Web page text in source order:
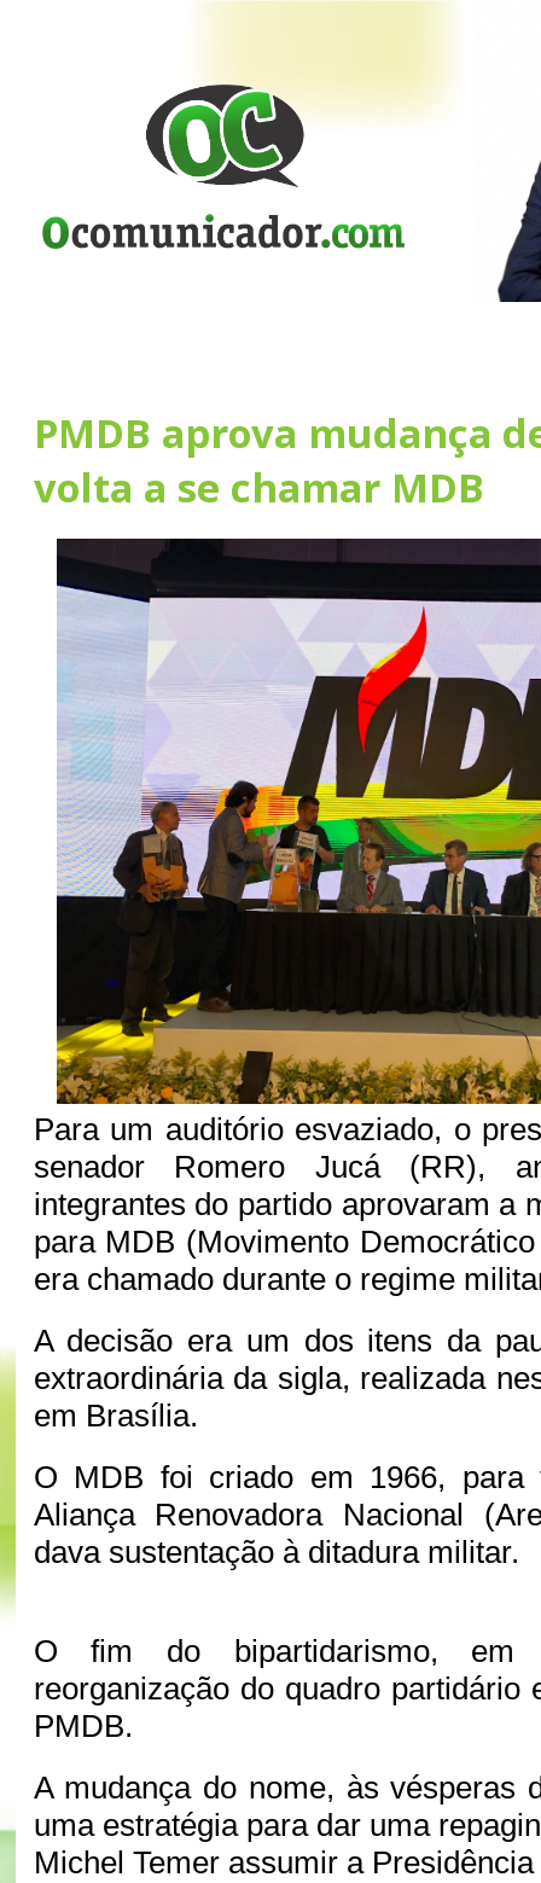
PMDB aprova mudança
volta a se chamar MDB
Para um auditório esvaziado, o
senador Romero Jucá (RR),
integrantes do partido aprovaram a
para MDB (Movimento
era chamado durante o regime
A decisão era um dos itens da
extraordinária da sigla, realizada
em Brasília.
O MDB foi criado em 1966, para
Aliança Renovadora Nacional
dava sustentação à ditadura militar.
O fim do bipartidarismo,
reorganização do quadro partidário
PMDB.
A mudança do nome, às vésperas
uma estratégia para dar uma
Michel Temer assumir a